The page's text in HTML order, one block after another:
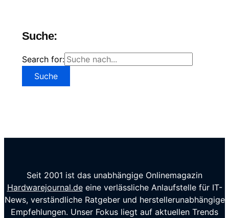
Suche:
Search for:
Seit 2001 ist das unabhängige Onlinemagazin
Hardwarejournal.deeine verlässliche Anlaufstelle für IT-
News, verständliche Ratgeber und herstellerunabhängige
Empfehlungen. Unser Fokus liegt auf aktuellen Trends